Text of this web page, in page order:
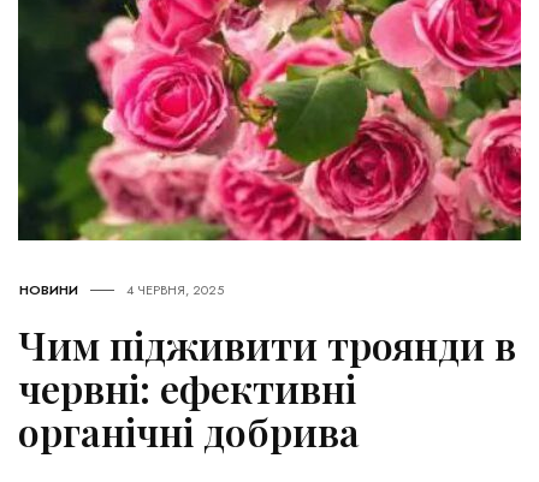
НОВИНИ 4 ЧЕРВНЯ, 2025
Чим підживити троянди в
червні: ефективні
органічні добрива